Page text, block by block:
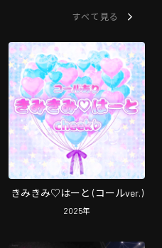
すべて見る
きみきみ♡はーと (コールver.)
2025年